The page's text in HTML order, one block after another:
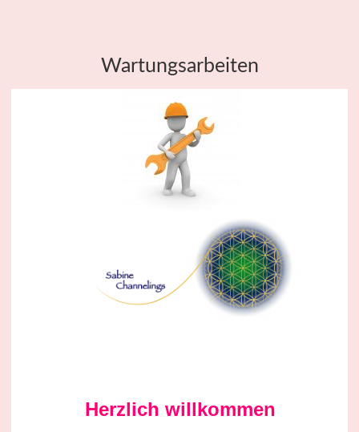
Wartungsarbeiten
Herzlich willkommen